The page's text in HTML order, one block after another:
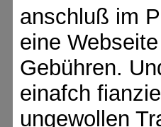
anschluß im
eine
Gebühren.
einafch
ungewollen